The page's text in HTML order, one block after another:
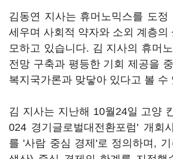
김동연 지사는 휴머노믹스를 도정
세우며 사회적 약자와 소외 계층의
모하고 있습니다. 김 지사의 휴머
전망 구축과 평등한 기회 제공을
복지국가론과 맞닿아 있다고 볼 수
김 지사는 지난해 10월24일 고양
024 경기글로벌대전환포럼' 개회
를 '사람 중심 경제'로 정의하며,